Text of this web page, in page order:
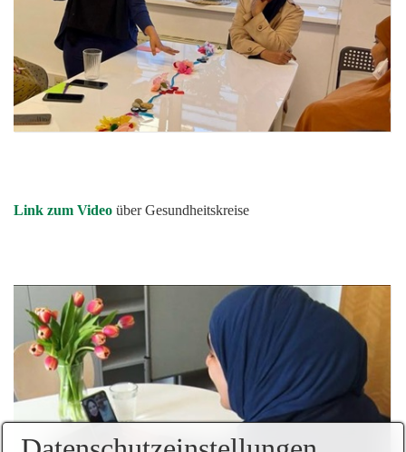
Link zum Video über Gesundheitskreise